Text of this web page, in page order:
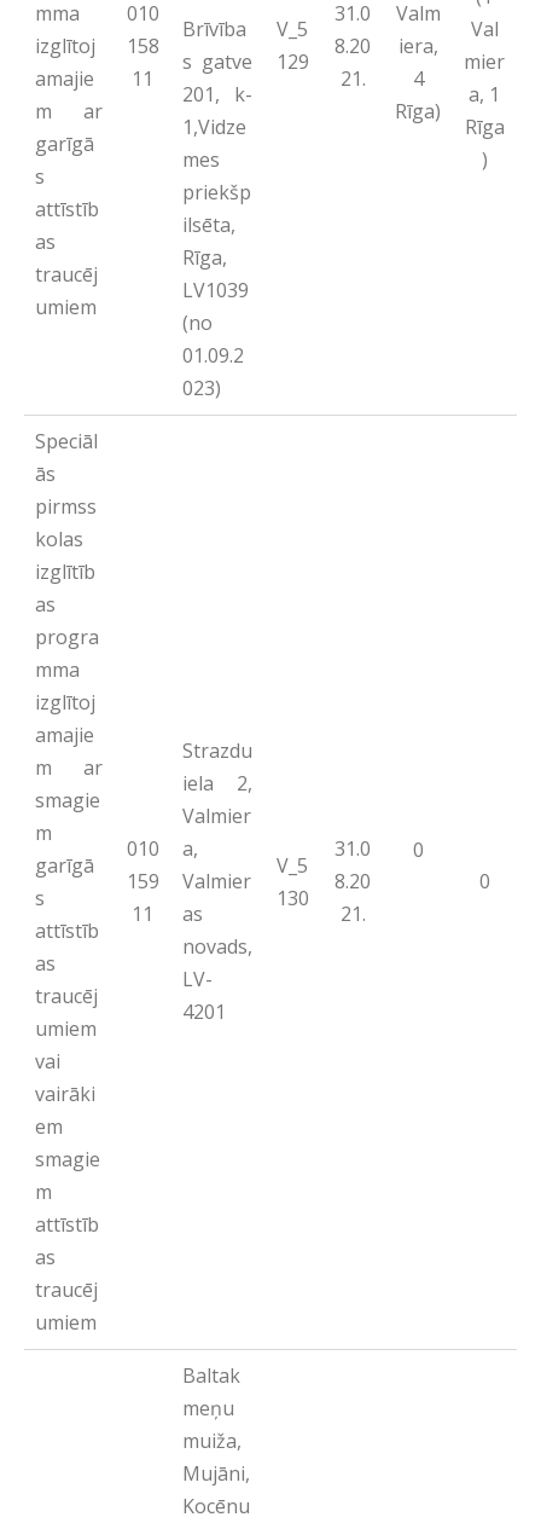
mma
izglītoj
amajie
m ar
garīgā
s
attīstīb
as
traucēj
umiem
010
158
11
Brīvība
s gatve
201, k-
1,Vidze
mes
priekšp
ilsēta,
Rīga,
LV1039
(no
01.09.2
023)
V_5
129
31.0
8.20
21.
Valm
iera,
4
Rīga)
Val
mier
a, 1
Rīga
)
Speciāl
ās
pirmss
kolas
izglītīb
as
progra
mma
izglītoj
amajie
m ar
smagie
m
garīgā
s
attīstīb
as
traucēj
umiem
vai
vairāki
em
smagie
m
attīstīb
as
traucēj
umiem
010
159
11
Strazdu
iela 2,
Valmier
a,
Valmier
as
novads,
LV-
4201
V_5
130
31.0
8.20
21.
0
0
Baltak
meņu
muiža,
Mujāni,
Kocēnu